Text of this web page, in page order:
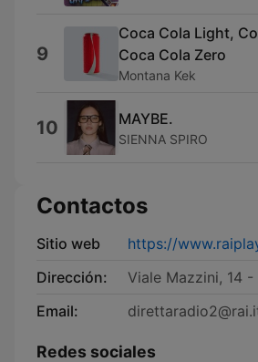
9
Coca Cola Light,
Coca Cola Zero
Montana Kek
10 MAYBE.
SIENNA SPIRO
Contactos
Sitio web
https://
Dirección:
Viale Mazzini, 14 -
Email:
Redes sociales